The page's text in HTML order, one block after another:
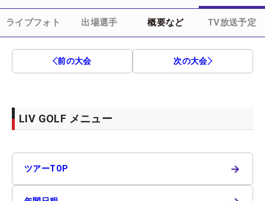
ライブフォト 出場選手 概要など TV放送予定
前の大会 次の大会
LIV GOLF メニュー
ツアーTOP →